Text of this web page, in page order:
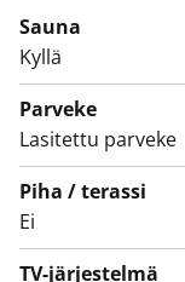
ovat
pakastinkaappi.
Särmikkäässä
kaakeloinnilla ja
kaakeloitu
Sauna
Kyllä
Parveke
Lasitettu parveke
Piha / terassi
Ei
TV-järjestelmä